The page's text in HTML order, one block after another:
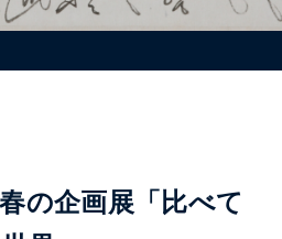
春の企画展「比べて